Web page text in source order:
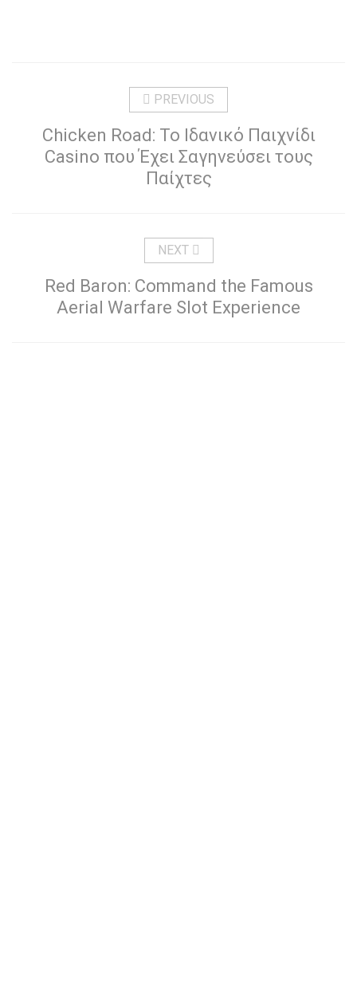
PREVIOUS
Chicken Road: Το Ιδανικό Παιχνίδι
Casino που Έχει Σαγηνεύσει τους
Παίχτες
NEXT
Red Baron: Command the Famous
Aerial Warfare Slot Experience